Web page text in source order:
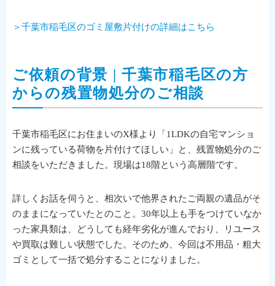
＞千葉市稲毛区のゴミ屋敷片付けの詳細はこちら
ご依頼の背景 | 千葉市稲毛区の方
からの残置物処分のご相談
千葉市稲毛区にお住まいのX様より「1LDKの自宅マンショ
ンに残っている荷物を片付けてほしい」と、残置物処分のご
相談をいただきました。現場は18階という高層階です。
詳しくお話を伺うと、相次いで他界されたご両親の遺品がそ
のままになっていたとのこと。30年以上も手をつけていなか
った家具類は、どうしても経年劣化が進んでおり、リユース
や買取は難しい状態でした。そのため、今回は不用品・粗大
ゴミとして一括で処分することになりました。